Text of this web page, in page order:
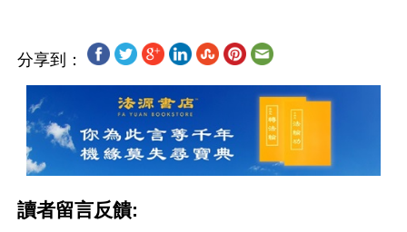
分享到：
讀者留言反饋: